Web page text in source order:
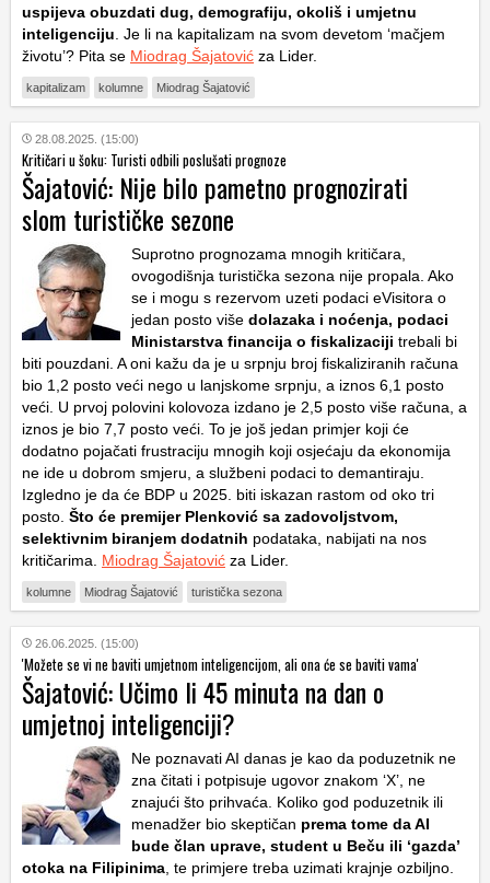
uspijeva obuzdati dug, demografiju, okoliš i umjetnu
inteligenciju . Je li na kapitalizam na svom devetom ‘mačjem
životu’? Pita se Miodrag Šajatović za Lider.
kapitalizam kolumne Miodrag Šajatović
28.08.2025. (15:00)
Kritičari u šoku: Turisti odbili poslušati prognoze
Šajatović: Nije bilo pametno prognozirati
slom turističke sezone
Suprotno prognozama mnogih kritičara,
ovogodišnja turistička sezona nije propala. Ako
se i mogu s rezervom uzeti podaci eVisitora o
jedan posto više dolazaka i noćenja, podaci
Ministarstva financija o fiskalizaciji trebali bi
biti pouzdani. A oni kažu da je u srpnju broj fiskaliziranih računa
bio 1,2 posto veći nego u lanjskome srpnju, a iznos 6,1 posto
veći. U prvoj polovini kolovoza izdano je 2,5 posto više računa, a
iznos je bio 7,7 posto veći. To je još jedan primjer koji će
dodatno pojačati frustraciju mnogih koji osjećaju da ekonomija
ne ide u dobrom smjeru, a službeni podaci to demantiraju.
Izgledno je da će BDP u 2025. biti iskazan rastom od oko tri
posto. Što će premijer Plenković sa zadovoljstvom,
selektivnim biranjem dodatnih podataka, nabijati na nos
kritičarima. Miodrag Šajatović za Lider.
kolumne Miodrag Šajatović turistička sezona
26.06.2025. (15:00)
'Možete se vi ne baviti umjetnom inteligencijom, ali ona će se baviti vama'
Šajatović: Učimo li 45 minuta na dan o
umjetnoj inteligenciji?
Ne poznavati AI danas je kao da poduzetnik ne
zna čitati i potpisuje ugovor znakom ‘X’, ne
znajući što prihvaća. Koliko god poduzetnik ili
menadžer bio skeptičan prema tome da AI
bude član uprave, student u Beču ili ‘gazda’
otoka na Filipinima , te primjere treba uzimati krajnje ozbiljno.